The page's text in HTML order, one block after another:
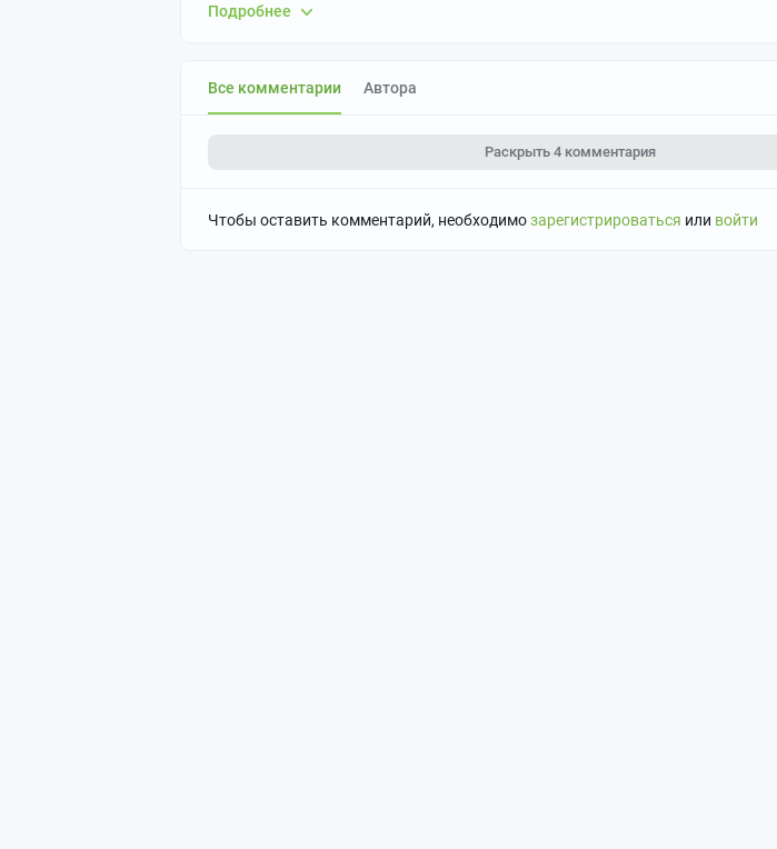
пожалуйста. Напоминаем, что за ложный вызов модератора полагается наказание.
Подробнее
Все комментарии Автора
Раскрыть 4 комментария
Чтобы оставить комментарий, необходимозарегистрироваться или войти